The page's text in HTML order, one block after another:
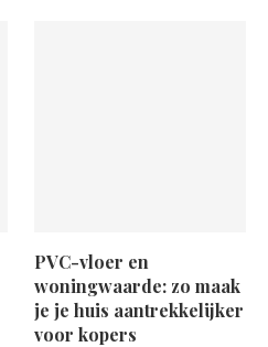
PVC-vloer en
woningwaarde: zo maak
je je huis aantrekkelijker
voor kopers